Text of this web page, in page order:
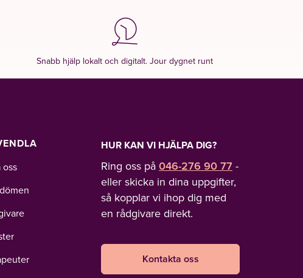
Snabb hjälp lokalt och digitalt. Jour dygnet runt
oss
HUR KAN VI HJÄLPA DIG?
Ring oss på 046-276 90 77 -
eller skicka in dina uppgifter,
så kopplar vi ihop dig med
en rådgivare direkt.
Kontakta oss